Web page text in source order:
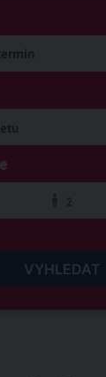
VYHLEDAT